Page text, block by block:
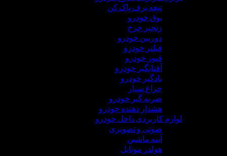
تیغه برف پاک کن
بوق خودرو
زنجیر چرخ
دوربین خودرو
فیلتر خودرو
فیوز خودرو
آفتابگیر خودرو
بادگیر خودرو
چراغ سیار
ضربه گیر خودرو
هشدار دهنده خودرو
لوازم کاربردی داخل خودرو
صوتی و تصویری
آینه ماشین
هولدر موبایل